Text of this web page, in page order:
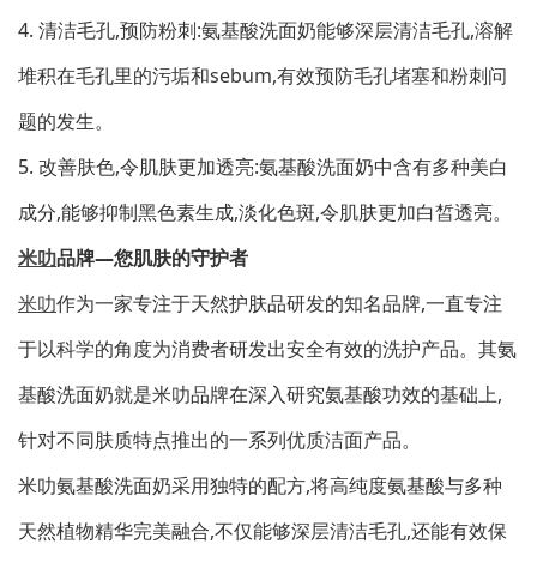
4. 清洁毛孔,预防粉刺:氨基酸洗面奶能够深层清洁毛孔,溶解
堆积在毛孔里的污垢和sebum,有效预防毛孔堵塞和粉刺问
题的发生。
5. 改善肤色,令肌肤更加透亮:氨基酸洗面奶中含有多种美白
成分,能够抑制黑色素生成,淡化色斑,令肌肤更加白皙透亮。
米叻品牌—您肌肤的守护者
米叻作为一家专注于天然护肤品研发的知名品牌,一直专注
于以科学的角度为消费者研发出安全有效的洗护产品。其氨
基酸洗面奶就是米叻品牌在深入研究氨基酸功效的基础上,
针对不同肤质特点推出的一系列优质洁面产品。
米叻氨基酸洗面奶采用独特的配方,将高纯度氨基酸与多种
天然植物精华完美融合,不仅能够深层清洁毛孔,还能有效保